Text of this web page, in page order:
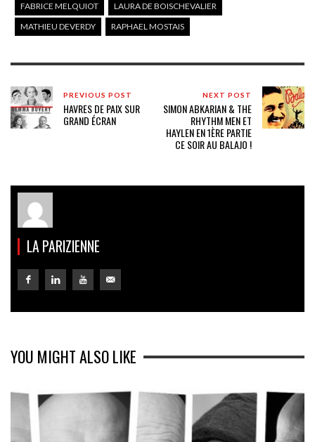
FABRICE MELQUIOT
LAURA DE BOISCHEVALIER
MATHIEU DEVERDY
RAPHAEL MOSTAIS
PREVIOUS POST
HAVRES DE PAIX SUR
GRAND ÉCRAN
NEXT POST
SIMON ABKARIAN & THE
RHYTHM MEN ET
HAYLEN EN 1ÈRE PARTIE
CE SOIR AU BALAJO !
LA PARIZIENNE
YOU MIGHT ALSO LIKE